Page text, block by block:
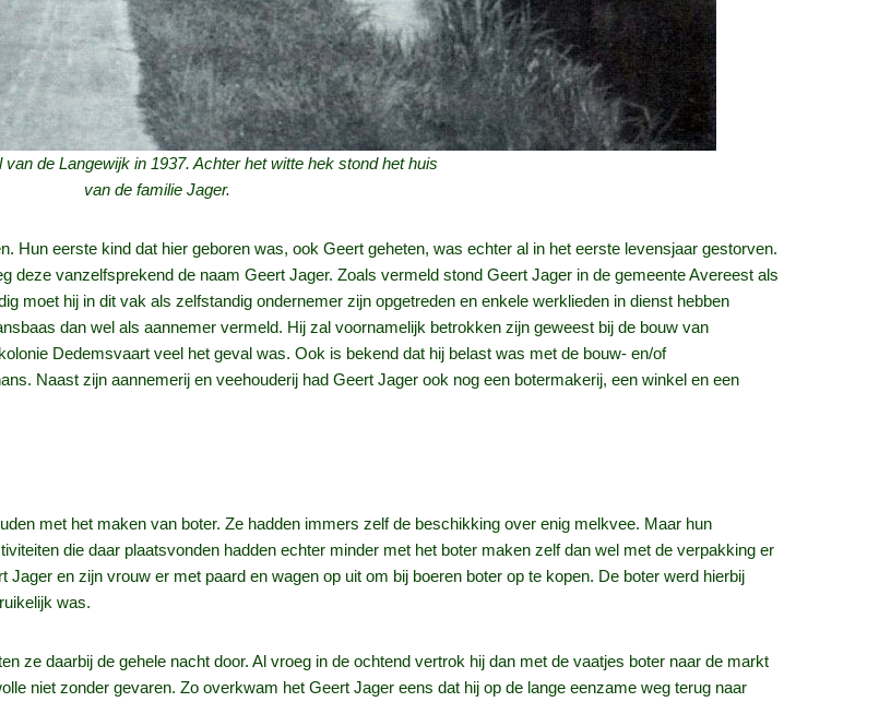
de Langewijk in 1937. Achter het witte hek stond het huis
van de familie Jager.
Hun eerste kind dat hier geboren was, ook Geert geheten, was echter al in het eerste levensjaar gestorven.
deze vanzelfsprekend de naam Geert Jager. Zoals vermeld stond Geert Jager in de gemeente Avereest als
moet hij in dit vak als zelfstandig ondernemer zijn opgetreden en enkele werklieden in dienst hebben
dan wel als aannemer vermeld. Hij zal voornamelijk betrokken zijn geweest bij de bouw van
Dedemsvaart veel het geval was. Ook is bekend dat hij belast was met de bouw- en/of
Naast zijn aannemerij en veehouderij had Geert Jager ook nog een botermakerij, een winkel en een
met het maken van boter. Ze hadden immers zelf de beschikking over enig melkvee. Maar hun
die daar plaatsvonden hadden echter minder met het boter maken zelf dan wel met de verpakking er
en zijn vrouw er met paard en wagen op uit om bij boeren boter op te kopen. De boter werd hierbij
was.
ze daarbij de gehele nacht door. Al vroeg in de ochtend vertrok hij dan met de vaatjes boter naar de markt
niet zonder gevaren. Zo overkwam het Geert Jager eens dat hij op de lange eenzame weg terug naar